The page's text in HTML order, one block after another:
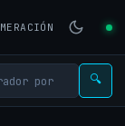
🔍